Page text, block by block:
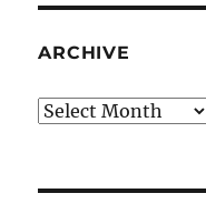
ARCHIVE
Archive